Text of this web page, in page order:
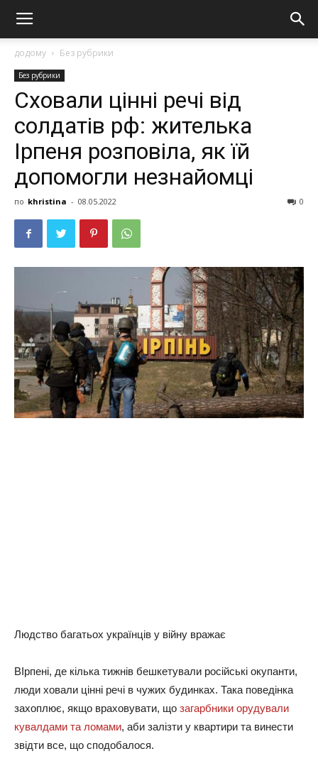
додому Без рубрики
Без рубрики
Сховали цінні речі від
солдатів рф: жителька
Ірпеня розповіла, як їй
допомогли незнайомці
по khristina - 08.05.2022 0
Людство багатьох українців у війну вражає
ВІрпені, де кілька тижнів бешкетували російські окупанти,
люди ховали цінні речі в чужих будинках. Така поведінка
захоплює, якщо враховувати, що загарбники орудували
кувалдами та ломами, аби залізти у квартири та винести
звідти все, що сподобалося.